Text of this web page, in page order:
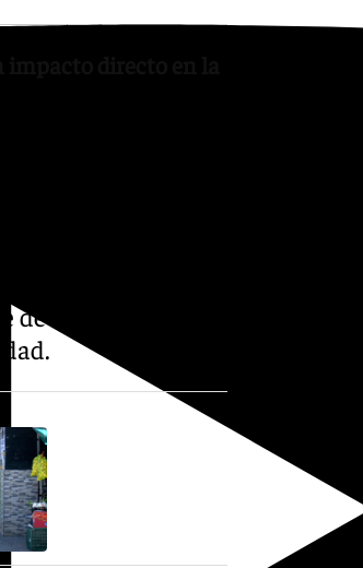
directo en la
todas las